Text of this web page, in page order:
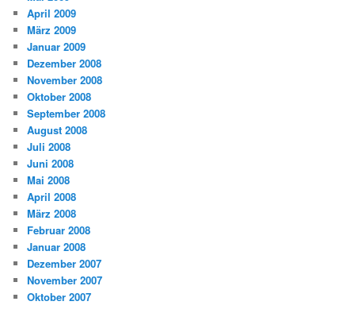
April 2009
März 2009
Januar 2009
Dezember 2008
November 2008
Oktober 2008
September 2008
August 2008
Juli 2008
Juni 2008
Mai 2008
April 2008
März 2008
Februar 2008
Januar 2008
Dezember 2007
November 2007
Oktober 2007